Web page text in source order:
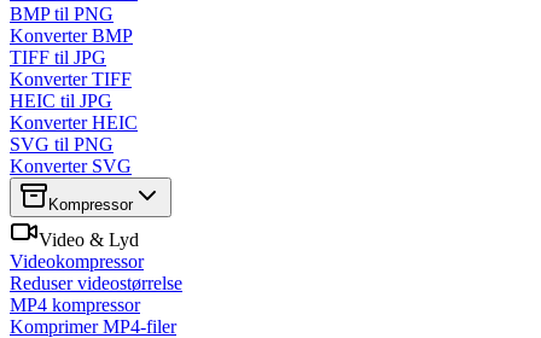
BMP til PNG
Konverter BMP
TIFF til JPG
Konverter TIFF
HEIC til JPG
Konverter HEIC
SVG til PNG
Konverter SVG
Kompressor
Video & Lyd
Videokompressor
Reduser videostørrelse
MP4 kompressor
Komprimer MP4-filer